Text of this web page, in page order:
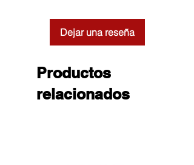
Dejar una reseña
Productos
relacionados